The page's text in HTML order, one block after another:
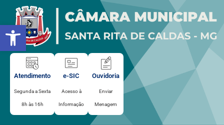
Abrir a barra de ferramentas
para
conteúdo
Atendimento
Segunda a Sexta
8h às 16h
e-SIC
Acesso à
Informação
Ouvidoria
Enviar
Menagem